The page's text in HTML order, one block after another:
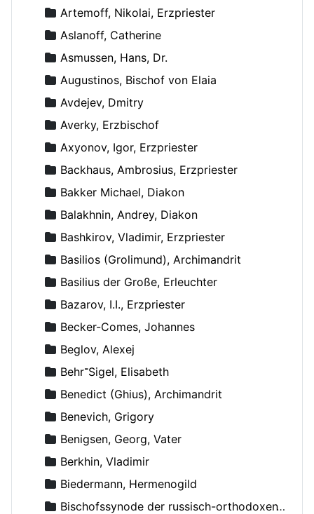
Artemoff, Nikolai, Erzpriester
Aslanoff, Catherine
Asmussen, Hans, Dr.
Augustinos, Bischof von Elaia
Avdejev, Dmitry
Averky, Erzbischof
Axyonov, Igor, Erzpriester
Backhaus, Ambrosius, Erzpriester
Bakker Michael, Diakon
Balakhnin, Andrey, Diakon
Bashkirov, Vladimir, Erzpriester
Basilios (Grolimund), Archimandrit
Basilius der Große, Erleuchter
Bazarov, I.I., Erzpriester
Becker-Comes, Johannes
Beglov, Alexej
Behr־Sigel, Elisabeth
Benedict (Ghius), Archimandrit
Benevich, Grigory
Benigsen, Georg, Vater
Berkhin, Vladimir
Biedermann, Hermenogild
Bischofssynode der russisch-orthodoxen Kirche